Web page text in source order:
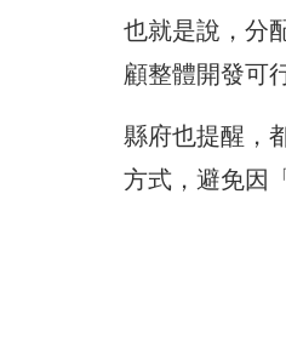
也就是說，分
顧整體開發可
縣府也提醒，
方式，避免因